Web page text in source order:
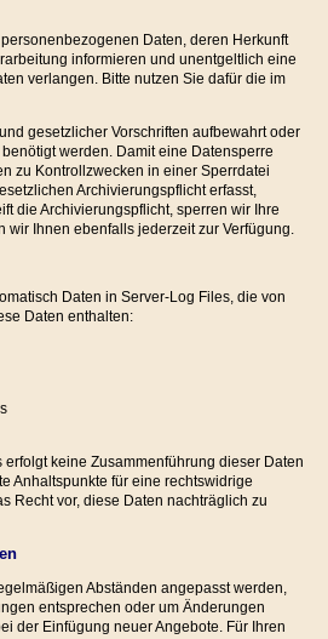
Daten, deren Herkunft
informieren und unentgeltlich eine
verlangen. Bitte nutzen Sie dafür die im
gesetzlicher Vorschriften aufbewahrt oder
werden. Damit eine Datensperre
zu Kontrollzwecken in einer Sperrdatei
Archivierungspflicht erfasst,
die Archivierungspflicht, sperren wir Ihre
wir Ihnen ebenfalls jederzeit zur Verfügung.
Daten in Server-Log Files, die von
Daten enthalten:
keine Zusammenführung dieser Daten
Anhaltspunkte für eine rechtswidrige
Recht vor, diese Daten nachträglich zu
Abständen angepasst werden,
entsprechen oder um Änderungen
der Einfügung neuer Angebote. Für Ihren